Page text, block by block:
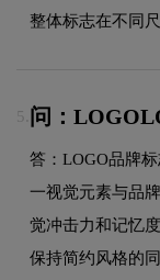
整体标志在不同
5. 问：
答：LOGO品牌
一视觉元素与品
觉冲击力和记忆
保持简约风格的